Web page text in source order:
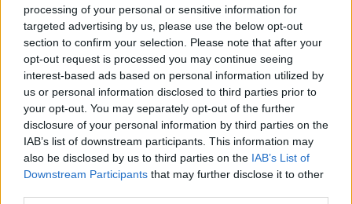
processing of your personal or sensitive information for
targeted advertising by us, please use the below opt-out
section to confirm your selection. Please note that after your
opt-out request is processed you may continue seeing
interest-based ads based on personal information utilized by
us or personal information disclosed to third parties prior to
your opt-out. You may separately opt-out of the further
disclosure of your personal information by third parties on the
IAB’s list of downstream participants. This information may
also be disclosed by us to third parties on the IAB’s List of
Downstream Participants that may further disclose it to other
Viszonylag ritkán láthatunk jó tárgyalótermi
krimiket, talán a kétévente egyszer is túlzás lenne.
Éppen ezért tartom fontosnak kiemelni, hogy idén is
született egy ilyen alkotás, amelyben még Kate
Beckinsale is el tudott nyerni valamennyit a